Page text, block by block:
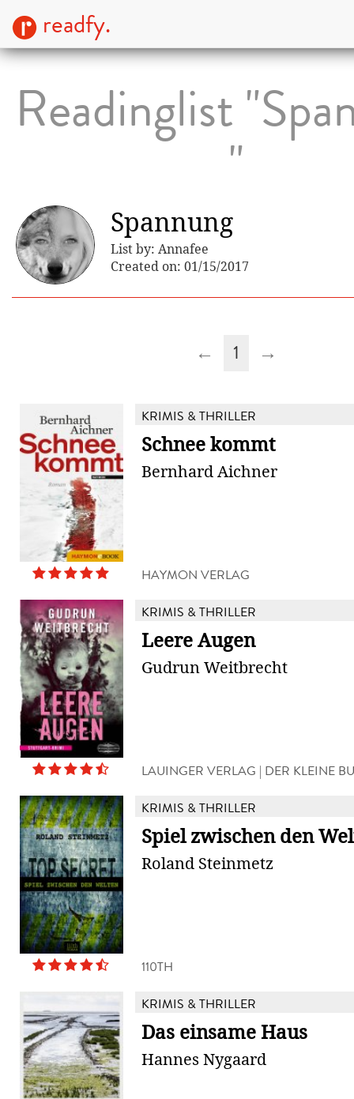
readfy.
Readinglist
"
Spannung
List by: Annafee
Created on: 01/15/2017
← 1 →
KRIMIS & THRILLER
Schnee kommt
Bernhard Aichner
HAYMON VERLAG
KRIMIS & THRILLER
Leere Augen
Gudrun Weitbrecht
LAUINGER VERLAG | DER KLEINE
KRIMIS & THRILLER
Spiel zwischen den
Roland Steinmetz
110TH
KRIMIS & THRILLER
Das einsame Haus
Hannes Nygaard